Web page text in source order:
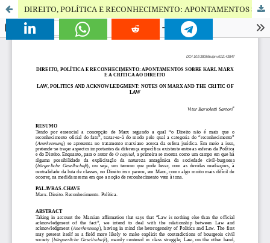
DIREITO, POLÍTICA E RECONHECIMENTO: APONTAMENTOS SOBRE KARL MARX E A CRÍTICA AO DIREITO